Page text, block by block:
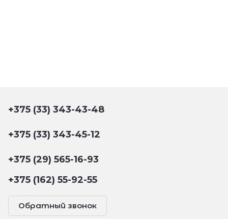
+375 (33) 343-43-48
+375 (33) 343-45-12
+375 (29) 565-16-93
+375 (162) 55-92-55
Обратный звонок